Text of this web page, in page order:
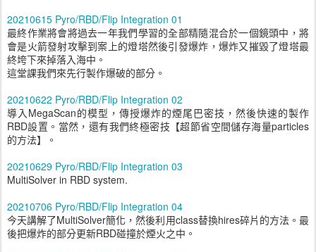
20210615 Pyro/RBD/Flip Integration 01
最終作業將會將過去一年我們學習的全部精隨混合於一個鏡頭中，將
會是火箭發射攻擊到案上的燈塔然後引發爆炸，爆炸又摧毀了燈塔最
終垮下來掉落入海中。
這堂課我們來先行製作爆破的部分。
20210622 Pyro/RBD/Flip Integration 02
導入MegaScan的模型，傳授爆炸的煙尾巴密技，然後快速的製作
RBD設置。當然，還有我們終極密技【超節省空間儲存海量particles
的方法】。
20210629 Pyro/RBD/Flip Integration 03
MultiSolver in RBD system.
20210706 Pyro/RBD/Flip Integration 04
今天講解了MultiSolver簡化，然後利用class替換hires碎片的方法。最
後把爆炸的部分更新RBD碰撞於煙火之中。